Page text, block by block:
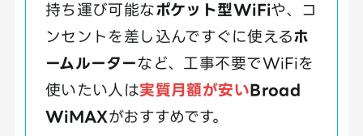
持ち運び可能なポケット型WiFiや、コ
ンセントを差し込んですぐに使えるホ
ームルーターなど、工事不要でWiFiを
使いたい人は実質月額が安いBroad
WiMAXがおすすめです。